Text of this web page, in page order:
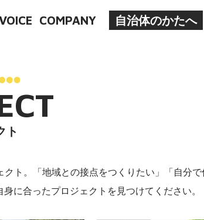
COMPANY 自治体のかたへ
ト
ト。「地域との接点をつくりたい」「自分
に合ったプロジェクトを見つけてください。